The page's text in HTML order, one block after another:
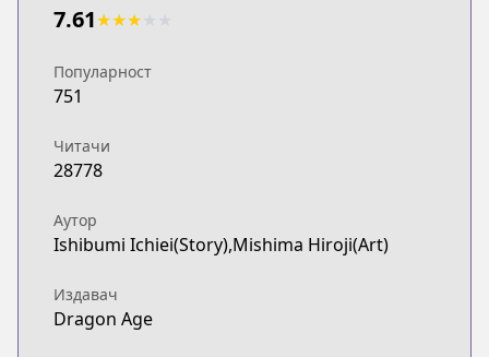
7.61★★★
Популарност
751
Читачи
28778
Аутор
Ishibumi Ichiei(Story),Mishima Hiroji(Art)
Издавач
Dragon Age